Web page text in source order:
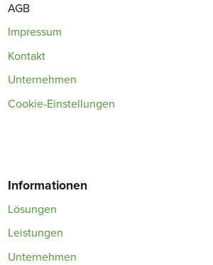
AGB
Impressum
Kontakt
Unternehmen
Cookie-Einstellungen
Informationen
Lösungen
Leistungen
Unternehmen